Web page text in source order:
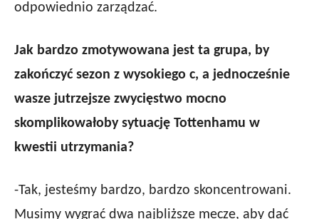
odpowiednio zarządzać.
Jak bardzo zmotywowana jest ta grupa, by
zakończyć sezon z wysokiego c, a jednocześnie
wasze jutrzejsze zwycięstwo mocno
skomplikowałoby sytuację Tottenhamu w
kwestii utrzymania?
-Tak, jesteśmy bardzo, bardzo skoncentrowani.
Musimy wygrać dwa najbliższe mecze, aby dać